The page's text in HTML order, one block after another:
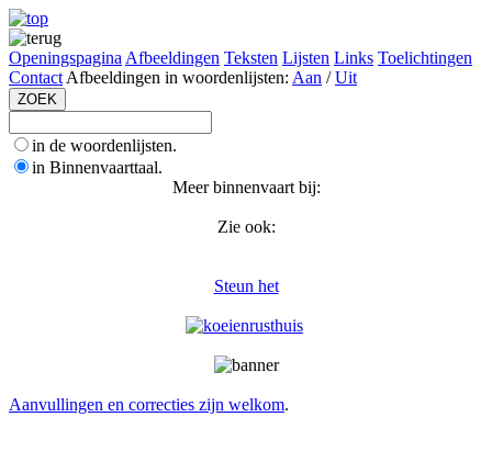
Openingspagina Afbeeldingen Teksten Lijsten Links Toelichtingen
Contact Afbeeldingen in woordenlijsten: Aan /Uit
in de woordenlijsten.
in Binnenvaarttaal.
Meer binnenvaart bij:
Zie ook:
Steun het
Aanvullingen en correcties zijn welkom.